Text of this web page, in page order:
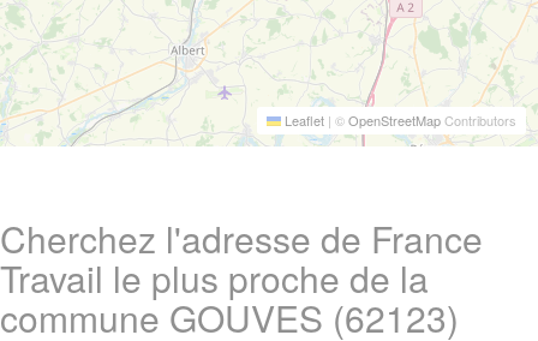
Leaflet | ©OpenStreetMapContributors
Cherchez l'adresse de France
Travail le plus proche de la
commune GOUVES (62123)